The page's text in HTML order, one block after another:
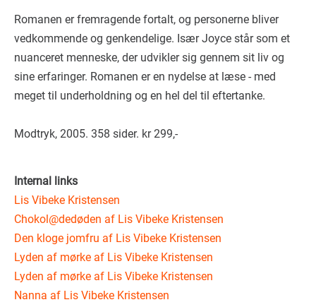
Romanen er fremragende fortalt, og personerne bliver
vedkommende og genkendelige. Især Joyce står som et
nuanceret menneske, der udvikler sig gennem sit liv og
sine erfaringer. Romanen er en nydelse at læse - med
meget til underholdning og en hel del til eftertanke.
Modtryk, 2005. 358 sider. kr 299,-
Internal links
Lis Vibeke Kristensen
Chokol@dedøden af Lis Vibeke Kristensen
Den kloge jomfru af Lis Vibeke Kristensen
Lyden af mørke af Lis Vibeke Kristensen
Lyden af mørke af Lis Vibeke Kristensen
Nanna af Lis Vibeke Kristensen